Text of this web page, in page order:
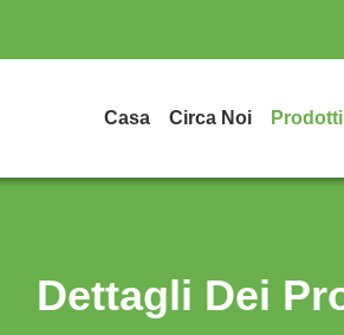
Casa Circa Noi Prodotti
Dettagli Dei